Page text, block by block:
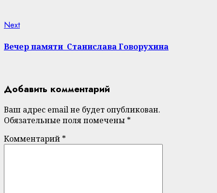
NextNext
Вечер памяти Станислава Говорухина
Добавить комментарий
Ваш адрес email не будет опубликован.
Обязательные поля помечены *
Комментарий *